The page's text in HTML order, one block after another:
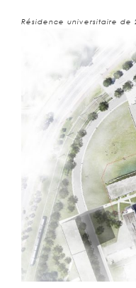
Résidence universitaire de